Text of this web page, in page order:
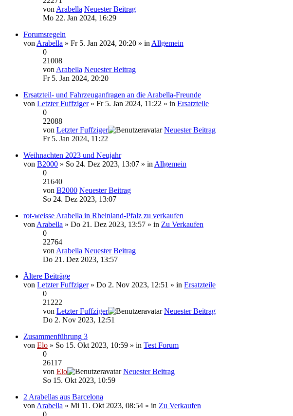
von Arabella Neuester Beitrag
Mo 22. Jan 2024, 16:29
Forumsregeln
von Arabella » Fr 5. Jan 2024, 20:20 » in Allgemein
0
21008
von Arabella Neuester Beitrag
Fr 5. Jan 2024, 20:20
Ersatzteil- und Fahrzeuganfragen an die Arabella-Freunde
von Letzter Fuffziger» Fr 5. Jan 2024, 11:22 » in Ersatzteile
0
22088
von Letzter Fuffziger
Neuester Beitrag
Fr 5. Jan 2024, 11:22
Weihnachten 2023 und Neujahr
von B2000 » So 24. Dez 2023, 13:07 » in Allgemein
0
21640
von B2000 Neuester Beitrag
So 24. Dez 2023, 13:07
rot-weisse Arabella in Rheinland-Pfalz zu verkaufen
von Arabella » Do 21. Dez 2023, 13:57 » in Zu Verkaufen
0
22764
von Arabella Neuester Beitrag
Do 21. Dez 2023, 13:57
Ältere Beiträge
von Letzter Fuffziger» Do 2. Nov 2023, 12:51 » in Ersatzteile
0
21222
von Letzter Fuffziger
Neuester Beitrag
Do 2. Nov 2023, 12:51
Zusammenführung 3
von Elo » So 15. Okt 2023, 10:59 » in Test Forum
0
26117
von Elo
Neuester Beitrag
So 15. Okt 2023, 10:59
2 Arabellas aus Barcelona
von Arabella » Mi 11. Okt 2023, 08:54 » in Zu Verkaufen